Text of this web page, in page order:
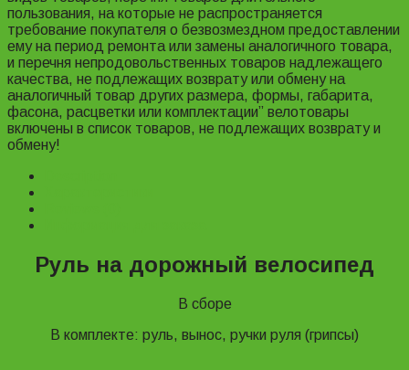
пользования, на которые не распространяется
требование покупателя о безвозмездном предоставлении
ему на период ремонта или замены аналогичного товара,
и перечня непродовольственных товаров надлежащего
качества, не подлежащих возврату или обмену на
аналогичный товар других размера, формы, габарита,
фасона, расцветки или комплектации” велотовары
включены в список товаров, не подлежащих возврату и
обмену!
Руль на дорожный велосипед
В сборе
В комплекте: руль, вынос, ручки руля (грипсы)